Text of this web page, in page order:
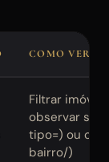
COMO
Filtrar
observar se
tipo=) ou
bairro/)